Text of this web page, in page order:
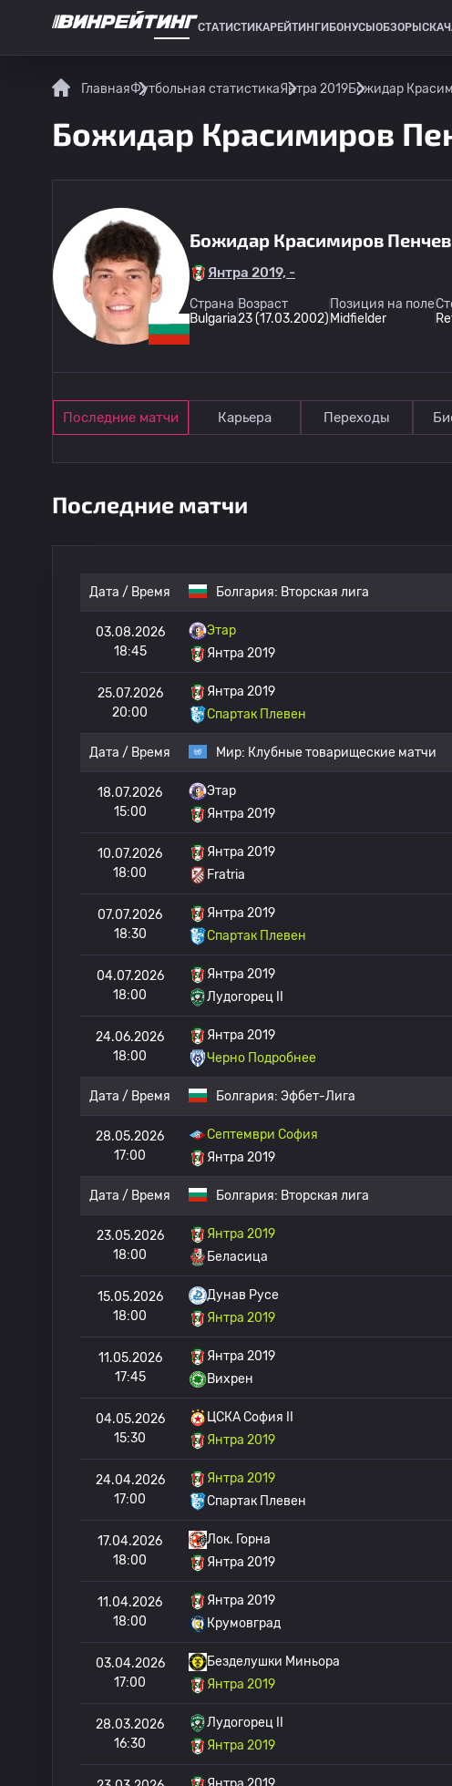
СТАТИСТИКАРЕЙТИНГИ БОНУСЫ ОБЗОРЫ
ГлавнаяФутбольная статистикаЯнтра 2019Божидар
Божидар Красимиров
Божидар Красимиров Пенчев
Янтра 2019, -
Страна
Bulgaria
Возраст
23 (17.03.2002)
Позиция на поле
Midfielder
Последние матчи Карьера Переходы
Последние матчи
Дата / Время Болгария: Вторская лига
03.08.2026
18:45
Этар
Янтра 2019
25.07.2026
20:00
Янтра 2019
Спартак Плевен
Дата / Время Мир: Клубные товарищеские матчи
18.07.2026
15:00
Этар
Янтра 2019
10.07.2026
18:00
Янтра 2019
Fratria
07.07.2026
18:30
Янтра 2019
Спартак Плевен
04.07.2026
18:00
Янтра 2019
Лудогорец II
24.06.2026
18:00
Янтра 2019
Черно Подробнее
Дата / Время Болгария: Эфбет-Лига
28.05.2026
17:00
Септември София
Янтра 2019
Дата / Время Болгария: Вторская лига
23.05.2026
18:00
Янтра 2019
Беласица
15.05.2026
18:00
Дунав Русе
Янтра 2019
11.05.2026
17:45
Янтра 2019
Вихрен
04.05.2026
15:30
ЦСКА София II
Янтра 2019
24.04.2026
17:00
Янтра 2019
Спартак Плевен
17.04.2026
18:00
Лок. Горна
Янтра 2019
11.04.2026
18:00
Янтра 2019
Крумовград
03.04.2026
17:00
Безделушки Миньора
Янтра 2019
28.03.2026
16:30
Лудогорец II
Янтра 2019